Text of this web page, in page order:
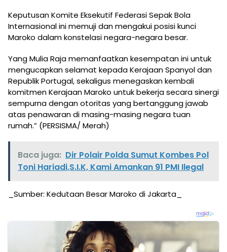
Keputusan Komite Eksekutif Federasi Sepak Bola
Internasional ini memuji dan mengakui posisi kunci
Maroko dalam konstelasi negara-negara besar.
Yang Mulia Raja memanfaatkan kesempatan ini untuk
mengucapkan selamat kepada Kerajaan Spanyol dan
Republik Portugal, sekaligus menegaskan kembali
komitmen Kerajaan Maroko untuk bekerja secara sinergi
sempurna dengan otoritas yang bertanggung jawab
atas penawaran di masing-masing negara tuan
rumah.” (PERSISMA/ Merah)
Baca juga: Dir Polair Polda Sumut Kombes Pol
Toni Hariadi,S.I.K, Kami Amankan 91 PMI Ilegal
_Sumber: Kedutaan Besar Maroko di Jakarta_